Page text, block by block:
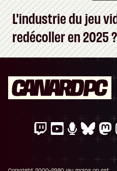
L'industrie du jeu
redécoller en 2025 ?